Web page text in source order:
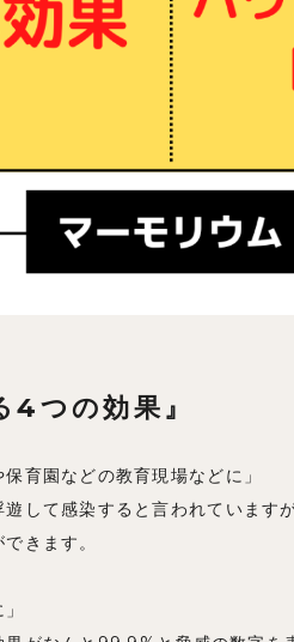
4つの効果』
育園などの教育現場などに」
して感染すると言われています
きます。